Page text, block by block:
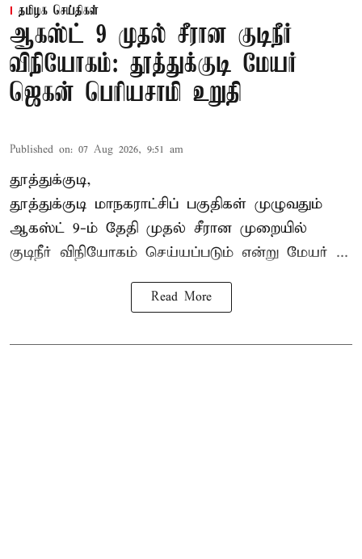
தமிழக செய்திகள்
ஆகஸ்ட் 9 முதல் சீரான குடிநீர்
விநியோகம்: தூத்துக்குடி மேயர்
ஜெகன் பெரியசாமி உறுதி
Published on: 07 Aug 2026, 9:51 am
தூத்துக்குடி,
தூத்துக்குடி மாநகராட்சிப் பகுதிகள் முழுவதும்
ஆகஸ்ட் 9-ம் தேதி முதல் சீரான முறையில்
குடிநீர் விநியோகம் செய்யப்படும் என்று மேயர் ...
Read More